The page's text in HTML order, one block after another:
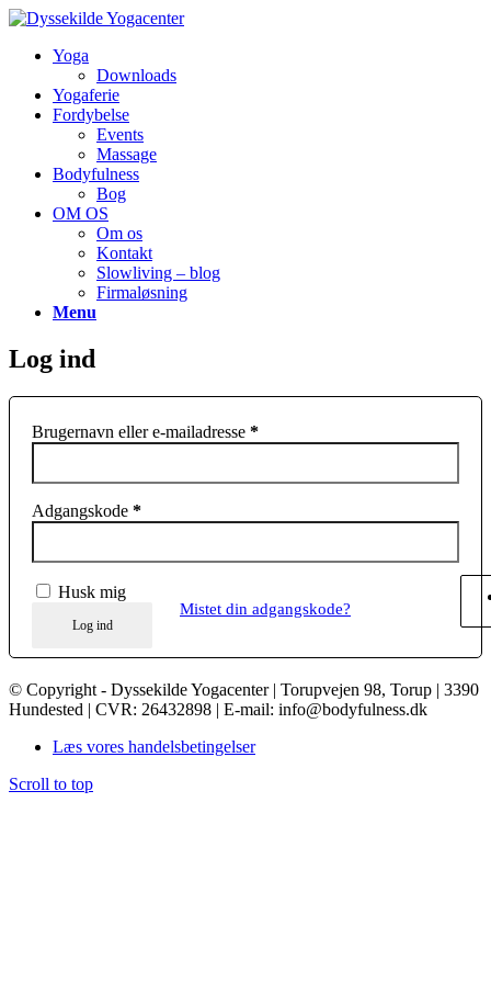
Yoga
Downloads
Yogaferie
Fordybelse
Events
Massage
Bodyfulness
Bog
OM OS
Om os
Kontakt
Slowliving – blog
Firmaløsning
Menu
Log ind
Brugernavn eller e-mailadresse *
Adgangskode *
Husk mig
Log ind
Mistet din adgangskode?
© Copyright - Dyssekilde Yogacenter | Torupvejen 98, Torup | 3390
Hundested | CVR: 26432898 | E-mail: info@bodyfulness.dk
Læs vores handelsbetingelser
Scroll to top